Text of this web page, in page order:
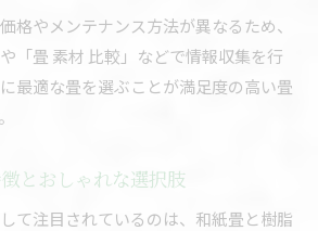
格やメンテナンス方法が異なるため、
「畳 素材 比較」などで情報収集を行
最適な畳を選ぶことが満足度の高い畳
とおしゃれな選択肢
て注目されているのは、和紙畳と樹脂